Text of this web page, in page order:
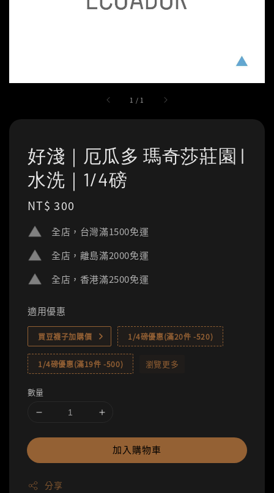
1 / 1
好淺｜厄瓜多 瑪奇莎莊園 |
水洗｜1/4磅
Regular
NT$ 300
全店，台灣滿1500免運
全店，離島滿2000免運
全店，香港滿2500免運
適用優惠
買豆襪子加購價 1/4磅優惠(滿20件 -520)
1/4磅優惠(滿19件 -500) 瀏覽更多
數量
加入購物車
分享